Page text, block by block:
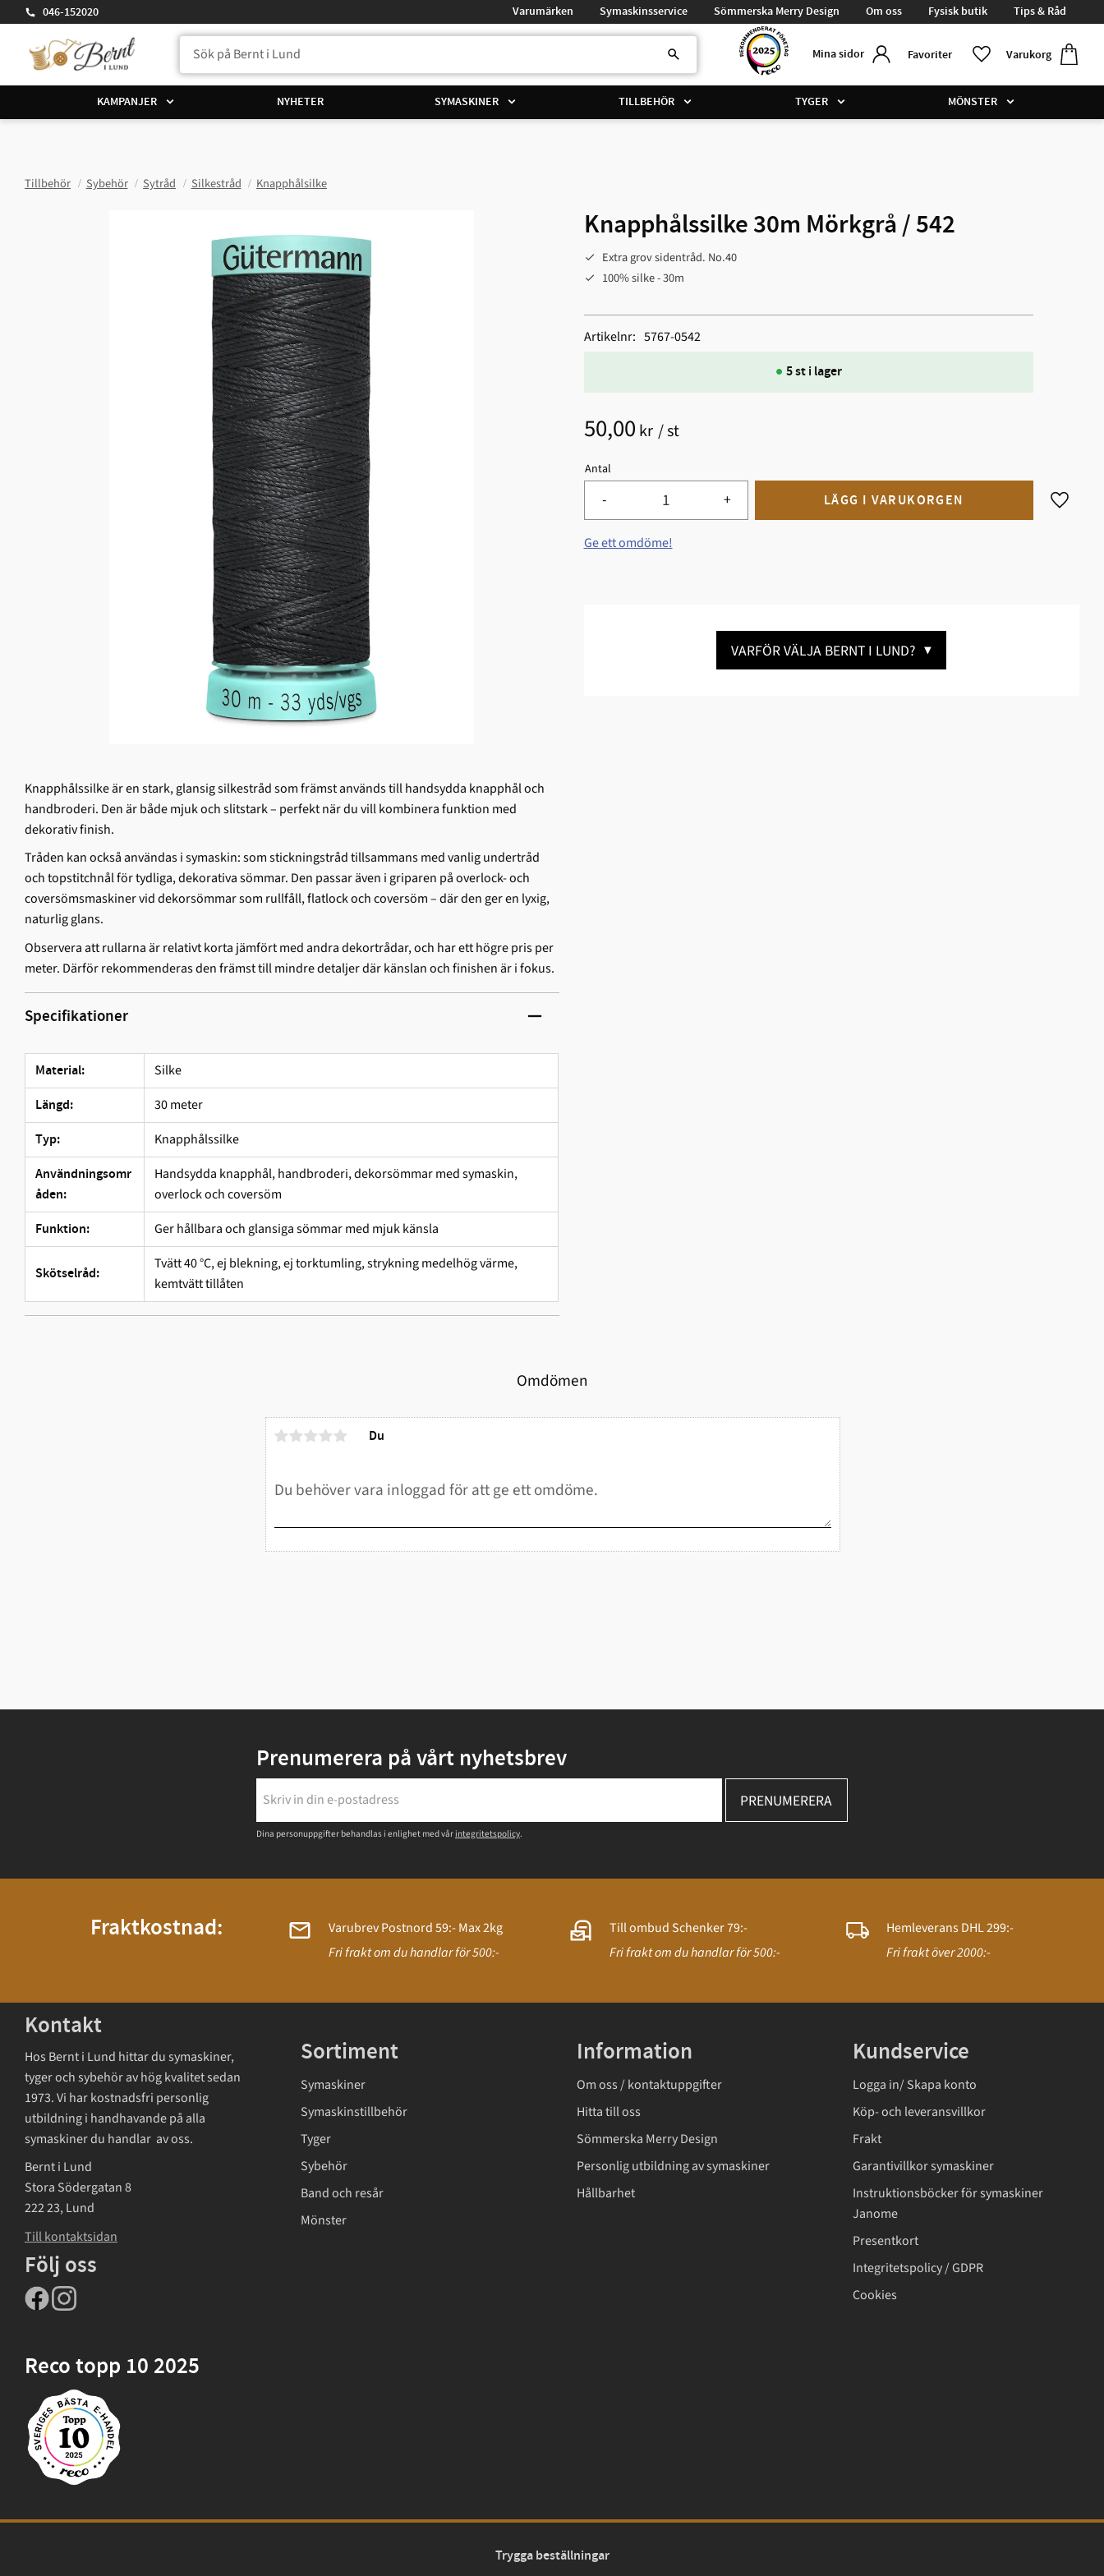
046-152020 Varumärken Symaskinsservice Sömmerska Merry Design Om oss Fysisk butik Tips & Råd
Mina sidor Favoriter Varukorg
Favoriter
KAMPANJER NYHETER SYMASKINER TILLBEHÖR TYGER MÖNSTER
Tillbehör Sybehör Sytråd Silkestråd Knapphålsilke
Knapphålssilke 30m Mörkgrå / 542
Extra grov sidentråd. No.40
100% silke - 30m
50,00 kr /st
Antal
+
- Lägg
5 st i lager
Artikelnr 5767-0542
Ge ett omdöme!
VARFÖR VÄLJA BERNT I LUND? ▼
Knapphålssilke är en stark, glansig silkestråd som främst används till handsydda knapphål och
handbroderi. Den är både mjuk och slitstark – perfekt när du vill kombinera funktion med
dekorativ finish.
Tråden kan också användas i symaskin: som stickningstråd tillsammans med vanlig undertråd
och topstitchnål för tydliga, dekorativa sömmar. Den passar även i griparen på overlock- och
coversömsmaskiner vid dekorsömmar som rullfåll, flatlock och coversöm – där den ger en lyxig,
naturlig glans.
Observera att rullarna är relativt korta jämfört med andra dekortrådar, och har ett högre pris per
meter. Därför rekommenderas den främst till mindre detaljer där känslan och finishen är i fokus.
Specifikationer
Material: Silke
Längd: 30 meter
Typ: Knapphålssilke
Användningsomr
åden:
Handsydda knapphål, handbroderi, dekorsömmar med symaskin,
overlock och coversöm
Funktion: Ger hållbara och glansiga sömmar med mjuk känsla
Skötselråd:
Tvätt 40 °C, ej blekning, ej torktumling, strykning medelhög värme,
kemtvätt tillåten
Omdömen
Du
Prenumerera på vårt nyhetsbrev
PRENUMERERA
Dina personuppgifter behandlas i enlighet med vår integritetspolicy.
Fraktkostnad:
Varubrev Postnord 59:- Max 2kg
Fri frakt om du handlar för 500:-
Till ombud Schenker 79:-
Fri frakt om du handlar för 500:-
Hemleverans DHL 299:-
Fri frakt över 2000:-
Kontakt
Hos Bernt i Lund hittar du symaskiner,
tyger och sybehör av hög kvalitet sedan
1973. Vi har kostnadsfri personlig
utbildning i handhavande på alla
symaskiner du handlar av oss.
Bernt i Lund
Stora Södergatan 8
222 23, Lund
Till kontaktsidan
Följ oss
Reco topp 10 2025
Sortiment
Symaskiner
Symaskinstillbehör
Tyger
Sybehör
Band och resår
Mönster
Information
Om oss / kontaktuppgifter
Hitta till oss
Sömmerska Merry Design
Personlig utbildning av symaskiner
Hållbarhet
Kundservice
Logga in/ Skapa konto
Köp- och leveransvillkor
Frakt
Garantivillkor symaskiner
Instruktionsböcker för symaskiner
Janome
Presentkort
Integritetspolicy / GDPR
Cookies
Trygga beställningar